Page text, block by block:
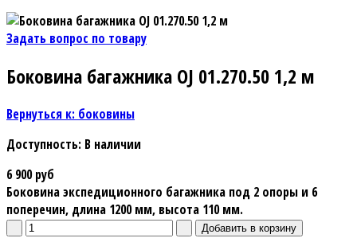
Задать вопрос по товару
Боковина багажника OJ 01.270.50 1,2 м
Вернуться к: боковины
Доступность: В наличии
6 900 руб
Боковина экспедиционного багажника под 2 опоры и 6
поперечин, длина 1200 мм, высота 110 мм.